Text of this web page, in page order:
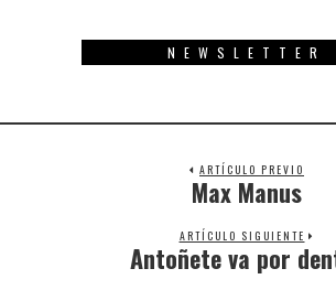
NEWSLETTER
ARTÍCULO PREVIO
Previous
Max Manus
ARTÍCULO SIGUIENTE
Next
post:
Antoñete va por